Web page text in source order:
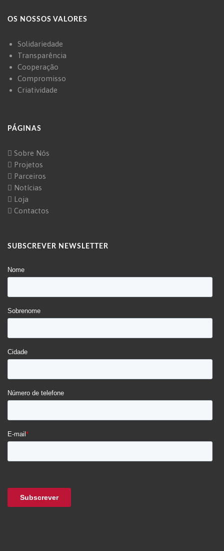
OS NOSSOS VALORES
Solidariedade
Transparência
Cooperação
Compromisso
Criatividade
PÁGINAS
Sobre Nós
Projetos
Parceiros
Notícias
Loja
Contactos
SUBSCREVER NEWSLETTER